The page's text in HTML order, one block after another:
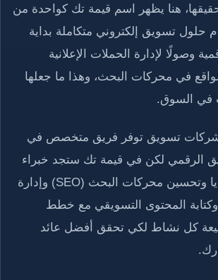
هنا يظهر اسم قيمة تك كواحدة من
حلول تسويق إلكتروني متكاملة بداية
وصولًا لإدارة الحملات الإعلانية
في محركات البحث، وهذا ما جعلها
في السوق.
تسويق توفر فريق متخصص في
الرقمي لكن في قيمة تك ستجد خبراء
في السوشيال ميديا وتحسين محركات البحث (SEO) وإدارة
وكتابة المحتوى التسويقي مع خطط
كل نشاط لكي تحقق أفضل عائد